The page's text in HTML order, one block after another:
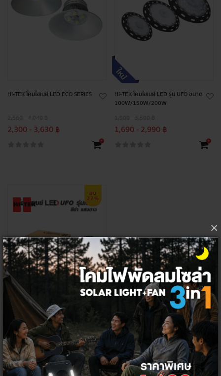
×
HI-TEK โคมไฮเบย์ LED ECO SERIES
2,300 - 3,630 ฿
+
HI-TEK โคมไฮเบย์ LED รุ่น UFO ขนาด
100W/150W/200W
1,690 - 2,990 ฿
+
ลด
27%
HI-TEK โคมไฮเบย์ LED UFO รุ่นโฟกัส
สีดำ แสงขาว
1,800 - 4,800 ฿
1,390 - 3,490 ฿